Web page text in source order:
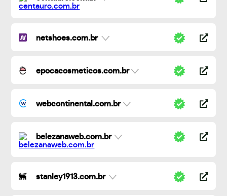
netshoes.com.br
epocacosmeticos.com.br
webcontinental.com.br
belezanaweb.com.br
stanley1913.com.br